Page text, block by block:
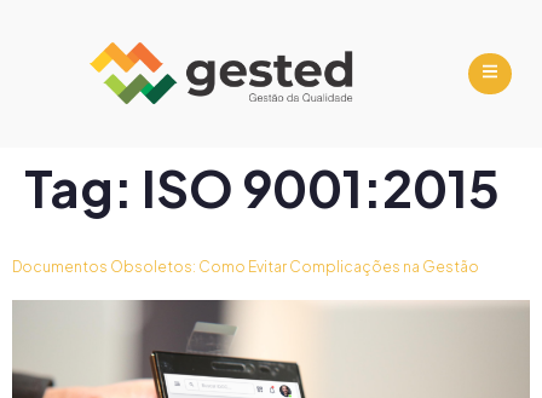
Tag: ISO 9001:2015
Documentos Obsoletos: Como Evitar Complicações na Gestão